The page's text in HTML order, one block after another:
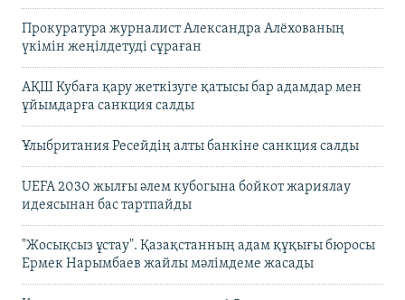
Прокуратура журналист Александра Алёхованың
үкімін жеңілдетуді сұраған
АҚШ Кубаға қару жеткізуге қатысы бар адамдар мен
ұйымдарға санкция салды
Ұлыбритания Ресейдің алты банкіне санкция салды
UEFA 2030 жылғы әлем кубогына бойкот жариялау
идеясынан бас тартпайды
"Жосықсыз ұстау". Қазақстанның адам құқығы бюросы
Ермек Нарымбаев жайлы мәлімдеме жасады